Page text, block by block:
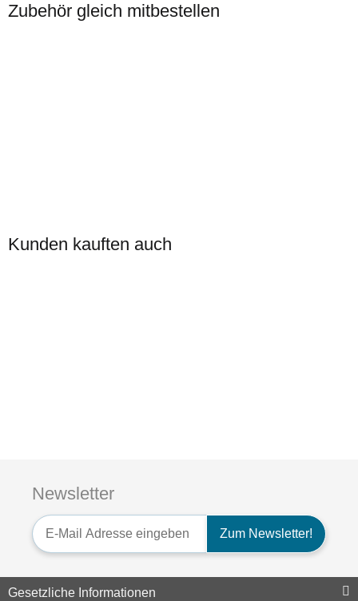
Zubehör gleich mitbestellen
Auf Lager
Kunden kauften auch
Top bewertet
Newsletter
Newsletter-Registrierung
Zum Newsletter!
Gesetzliche Informationen